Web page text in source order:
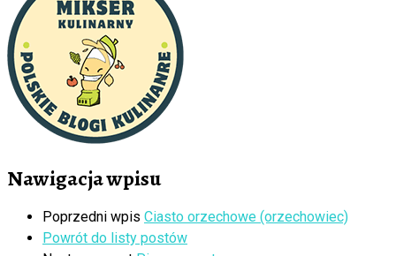
Nawigacja wpisu
Poprzedni wpis Ciasto orzechowe (orzechowiec)
Powrót do listy postów